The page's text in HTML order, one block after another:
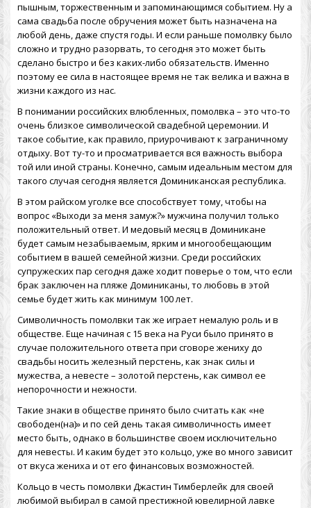
пышным, торжественным и запоминающимся событием. Ну а
сама свадьба после обручения может быть назначена на
любой день, даже спустя годы. И если раньше помолвку было
сложно и трудно разорвать, то сегодня это может быть
сделано быстро и без каких-либо обязательств. Именно
поэтому ее сила в настоящее время не так велика и важна в
жизни каждого из нас.
В понимании российских влюбленных, помолвка – это что-то
очень близкое символической свадебной церемонии. И
такое событие, как правило, приурочивают к заграничному
отдыху. Вот ту-то и просматривается вся важность выбора
той или иной страны. Конечно, самым идеальным местом для
такого случая сегодня является Доминиканская республика.
В этом райском уголке все способствует тому, чтобы на
вопрос «Выходи за меня замуж?» мужчина получил только
положительный ответ. И медовый месяц в Доминикане
будет самым незабываемым, ярким и многообещающим
событием в вашей семейной жизни. Среди российских
супружеских пар сегодня даже ходит поверье о том, что если
брак заключен на пляже Доминиканы, то любовь в этой
семье будет жить как минимум 100 лет.
Символичность помолвки так же играет немалую роль и в
обществе. Еще начиная с 15 века на Руси было принято в
случае положительного ответа при сговоре жениху до
свадьбы носить железный перстень, как знак силы и
мужества, а невесте – золотой перстень, как символ ее
непорочности и нежности.
Такие знаки в обществе принято было считать как «не
свободен(на)» и по сей день такая символичность имеет
место быть, однако в большинстве своем исключительно
для невесты. И каким будет это кольцо, уже во много зависит
от вкуса жениха и от его финансовых возможностей.
Кольцо в честь помолвки Джастин Тимберлейк для своей
любимой выбирал в самой престижной ювелирной лавке